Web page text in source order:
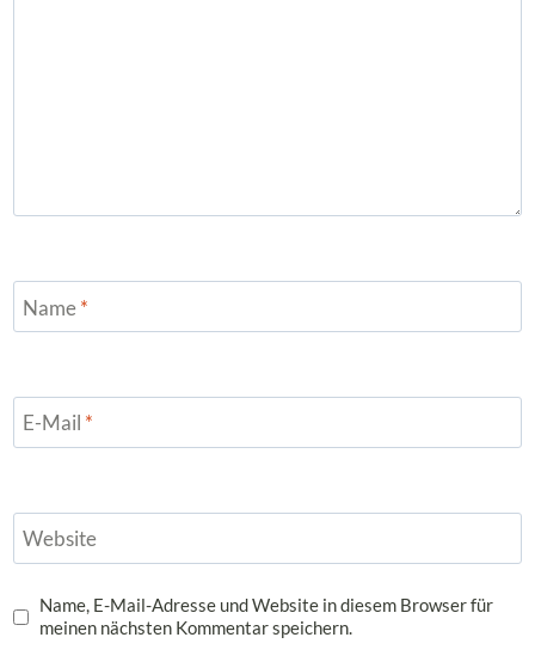
Name*
E-Mail *
Website
Name, E-Mail-Adresse und Website in diesem Browser für
meinen nächsten Kommentar speichern.